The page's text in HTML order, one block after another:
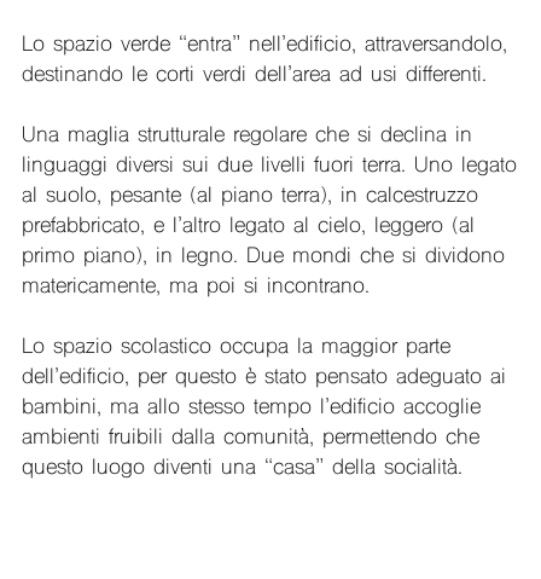
Lo spazio verde “entra” nell’edificio, attraversandolo,
destinando le corti verdi dell’area ad usi differenti.
Una maglia strutturale regolare che si declina in
linguaggi diversi sui due livelli fuori terra. Uno legato
al suolo, pesante (al piano terra), in calcestruzzo
prefabbricato, e l’altro legato al cielo, leggero (al
primo piano), in legno. Due mondi che si dividono
matericamente, ma poi si incontrano.
Lo spazio scolastico occupa la maggior parte
dell’edificio, per questo è stato pensato adeguato ai
bambini, ma allo stesso tempo l’edificio accoglie
ambienti fruibili dalla comunità, permettendo che
questo luogo diventi una “casa” della socialità.